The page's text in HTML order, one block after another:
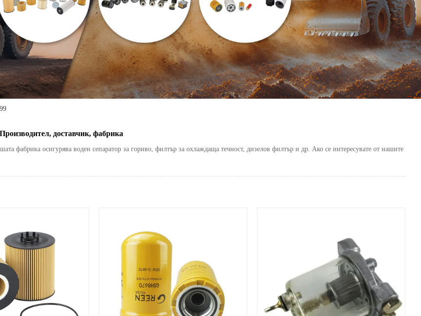
доставчик, фабрика
фабрика осигурява воден сепаратор за гориво, филтър за охлаждаща течност, дизелов филтър и др. Ако се интересувате от нашите